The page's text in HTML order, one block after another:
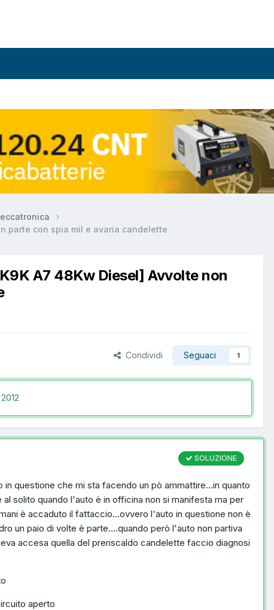
parte con spia mil e avaria candelette
A7 48Kw Diesel] Avvolte non
Condividi Seguaci 1
SOLUZIONE
in questione che mi sta facendo un pò ammattire...in quanto
solito quando l'auto è in officina non si manifesta ma per
è accaduto il fattaccio...ovvero l'auto in questione non è
un paio di volte è parte....quando però l'auto non partiva
accesa quella del preriscaldo candelette faccio diagnosi
aperto